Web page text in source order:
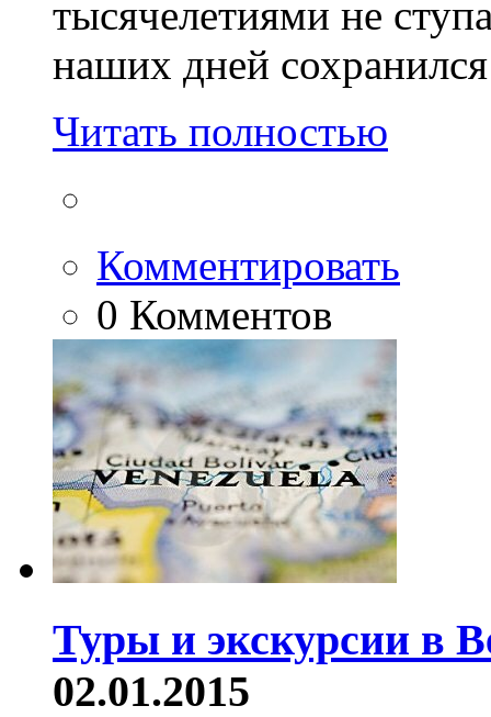
тысячелетиями не
наших дней
Читать полностью
Комментировать
0 Комментов
Туры и экскурсии в
02.01.2015